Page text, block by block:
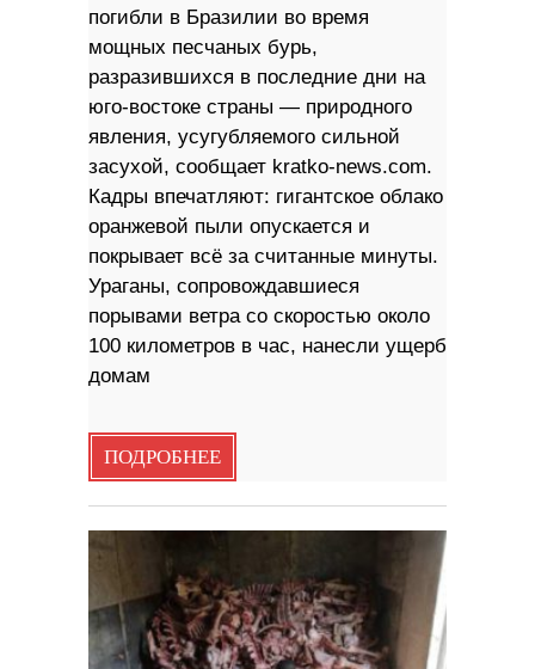
погибли в Бразилии во время
мощных песчаных бурь,
разразившихся в последние дни на
юго-востоке страны — природного
явления, усугубляемого сильной
засухой, сообщает kratko-news.com.
Кадры впечатляют: гигантское облако
оранжевой пыли опускается и
покрывает всё за считанные минуты.
Ураганы, сопровождавшиеся
порывами ветра со скоростью около
100 километров в час, нанесли ущерб
домам
ПОДРОБНЕЕ